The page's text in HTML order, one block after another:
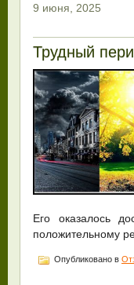
9 июня, 2025
Трудный
Его оказалось
положительному
Опубликовано в